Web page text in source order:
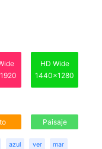
HD Wide
1440x1280
Paisaje
azul ver mar